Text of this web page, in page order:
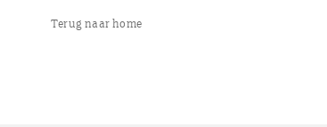
Terug naar home